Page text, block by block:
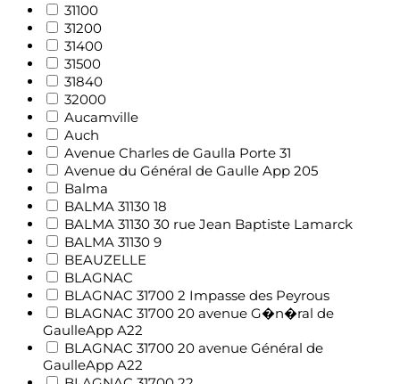
31100
31200
31400
31500
31840
32000
Aucamville
Auch
Avenue Charles de Gaulla Porte 31
Avenue du Général de Gaulle App 205
Balma
BALMA 31130 18
BALMA 31130 30 rue Jean Baptiste Lamarck
BALMA 31130 9
BEAUZELLE
BLAGNAC
BLAGNAC 31700 2 Impasse des Peyrous
BLAGNAC 31700 20 avenue G�n�ral de
GaulleApp A22
BLAGNAC 31700 20 avenue Général de
GaulleApp A22